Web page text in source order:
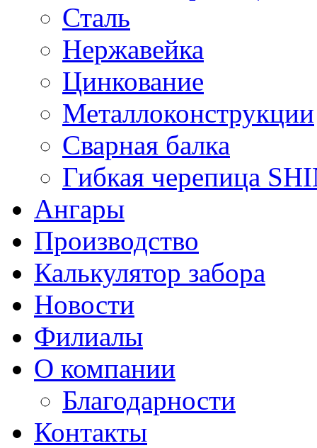
Сталь
Нержавейка
Цинкование
Металлоконструкции
Сварная балка
Гибкая черепица
Ангары
Производство
Калькулятор забора
Новости
Филиалы
О компании
Благодарности
Контакты